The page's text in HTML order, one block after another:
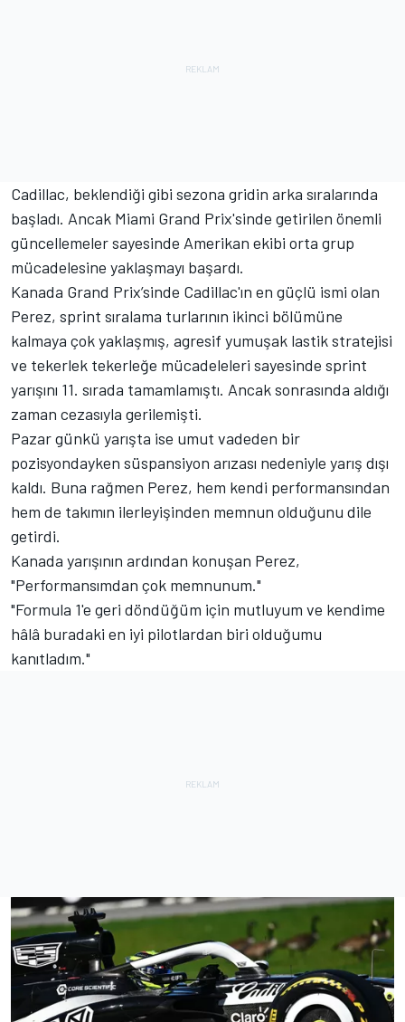
Cadillac, beklendiği gibi sezona gridin arka sıralarında
başladı. Ancak Miami Grand Prix'sinde getirilen önemli
güncellemeler sayesinde Amerikan ekibi orta grup
mücadelesine yaklaşmayı başardı.
Kanada Grand Prix’sinde Cadillac'ın en güçlü ismi olan
Perez, sprint sıralama turlarının ikinci bölümüne
kalmaya çok yaklaşmış, agresif yumuşak lastik stratejisi
ve tekerlek tekerleğe mücadeleleri sayesinde sprint
yarışını 11. sırada tamamlamıştı. Ancak sonrasında aldığı
zaman cezasıyla gerilemişti.
Pazar günkü yarışta ise umut vadeden bir
pozisyondayken süspansiyon arızası nedeniyle yarış dışı
kaldı. Buna rağmen Perez, hem kendi performansından
hem de takımın ilerleyişinden memnun olduğunu dile
getirdi.
Kanada yarışının ardından konuşan Perez,
"Performansımdan çok memnunum."
"Formula 1'e geri döndüğüm için mutluyum ve kendime
hâlâ buradaki en iyi pilotlardan biri olduğumu
kanıtladım."